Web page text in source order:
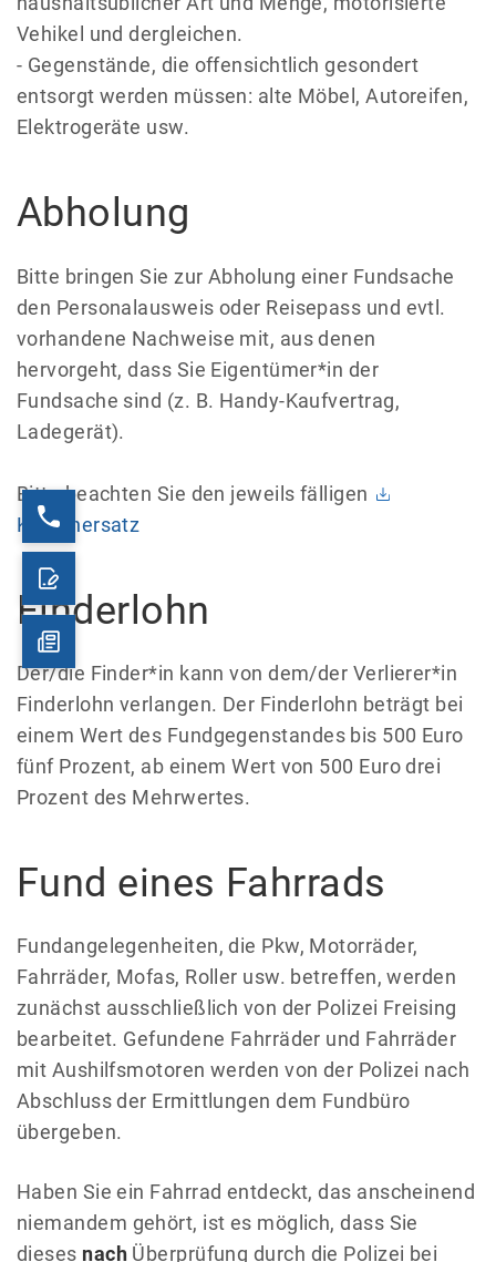
Vehikel und dergleichen.
- Gegenstände, die offensichtlich gesondert
entsorgt werden müssen: alte Möbel, Autoreifen,
Elektrogeräte usw.
Abholung
Bitte bringen Sie zur Abholung einer Fundsache
den Personalausweis oder Reisepass und evtl.
vorhandene Nachweise mit, aus denen
hervorgeht, dass Sie Eigentümer*in der
Fundsache sind (z. B. Handy-Kaufvertrag,
Ladegerät).
Bitte beachten Sie den jeweils fälligen
Kostenersatz
Finderlohn
Der/die Finder*in kann von dem/der Verlierer*in
Finderlohn verlangen. Der Finderlohn beträgt bei
einem Wert des Fundgegenstandes bis 500 Euro
fünf Prozent, ab einem Wert von 500 Euro drei
Prozent des Mehrwertes.
Fund eines Fahrrads
Fundangelegenheiten, die Pkw, Motorräder,
Fahrräder, Mofas, Roller usw. betreffen, werden
zunächst ausschließlich von der Polizei Freising
bearbeitet. Gefundene Fahrräder und Fahrräder
mit Aushilfsmotoren werden von der Polizei nach
Abschluss der Ermittlungen dem Fundbüro
übergeben.
Haben Sie ein Fahrrad entdeckt, das anscheinend
niemandem gehört, ist es möglich, dass Sie
dieses nach Überprüfung durch die Polizei bei